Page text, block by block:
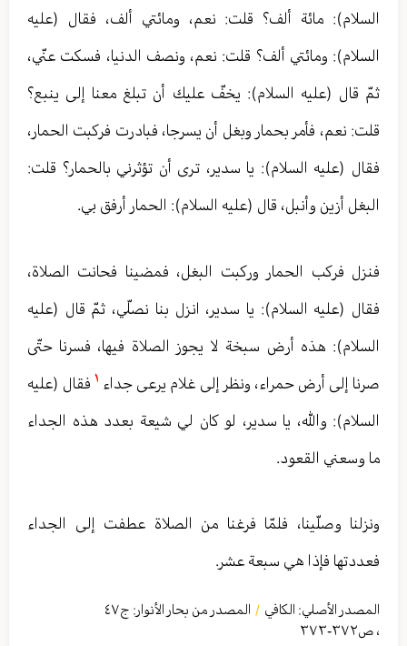
السلام): مائة ألف؟ قلت: نعم، ومائتي ألف، فقال (عليه
السلام): ومائتي ألف؟ قلت: نعم، ونصف الدنيا، فسكت عنّي،
ثمّ قال (عليه السلام): يخفّ عليك أن تبلغ معنا إلى ينبع؟
قلت: نعم، فأمر بحمار وبغل أن يسرجا، فبادرت فركبت الحمار،
فقال (عليه السلام): يا سدير، ترى أن تؤثرني بالحمار؟ قلت:
البغل أزين وأنبل، قال (عليه السلام): الحمار أرفق بي.
فنزل فركب الحمار وركبت البغل، فمضينا فحانت الصلاة،
فقال (عليه السلام): يا سدير، انزل بنا نصلّي، ثمّ قال (عليه
السلام): هذه أرض سبخة لا يجوز الصلاة فيها، فسرنا حتّى
صرنا إلى أرض حمراء، ونظر إلى غلام يرعى جداء فقال (عليه
السلام): والله، يا سدير، لو كان لي شيعة بعدد هذه الجداء
ما وسعني القعود.
ونزلنا وصلّينا، فلمّا فرغنا من الصلاة عطفت إلى الجداء
فعددتها فإذا هي سبعة عشر.
المصدر الأصلي: الكافي / المصدر من بحار الأنوار: ج٤٧
، ص٣٧٢-٣٧٣